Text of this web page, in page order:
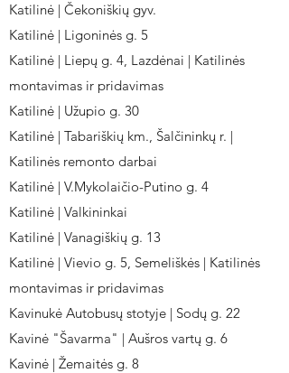
Katilinė | Čekoniškių gyv.
Katilinė | Ligoninės g. 5
Katilinė | Liepų g. 4, Lazdėnai | Katilinės
montavimas ir pridavimas
Katilinė | Užupio g. 30
Katilinė | Tabariškių km., Šalčininkų r. |
Katilinės remonto darbai
Katilinė | V.Mykolaičio-Putino g. 4
Katilinė | Valkininkai
Katilinė | Vanagiškių g. 13
Katilinė | Vievio g. 5, Semeliškės | Katilinės
montavimas ir pridavimas
Kavinukė Autobusų stotyje | Sodų g. 22
Kavinė "Šavarma" | Aušros vartų g. 6
Kavinė | Žemaitės g. 8